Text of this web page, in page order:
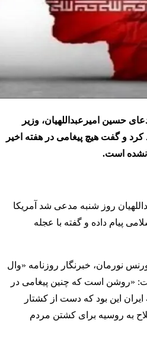
حسین امیرعبداللهیان، وزیر
و گفت هیچ پیغامی در هفته اخیر
نشده است.
روز شنبه مدعی شد آمریکا
پیام داده و گفته با عجله
نورمان، خبرنگار روزنامه «وال
«روشن است که چنین پیغامی در
ایران این بود که دست از کشتار
به روسیه برای کشتن مردم